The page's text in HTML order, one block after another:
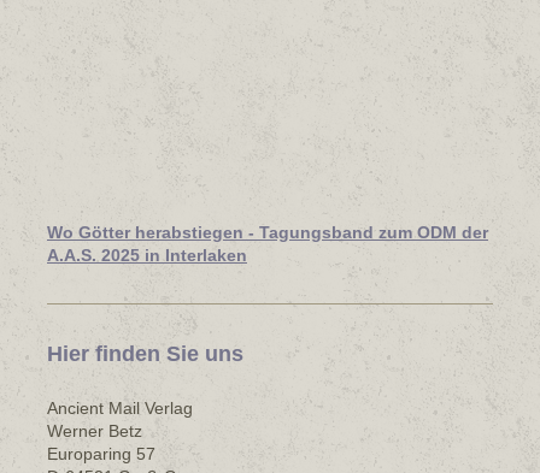
Wo Götter herabstiegen - Tagungsband zum ODM der
A.A.S. 2025 in Interlaken
Hier finden Sie uns
Ancient Mail Verlag
Werner Betz
Europaring 57